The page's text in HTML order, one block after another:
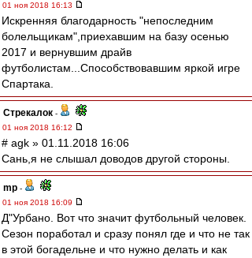
01 ноя 2018 16:13
Искренняя благодарность "непоследним
болельщикам",приехавшим на базу осенью
2017 и вернувшим драйв
футболистам...Способствовавшим яркой игре
Спартака.
Стрекалок -
01 ноя 2018 16:12
# agk » 01.11.2018 16:06
Сань,я не слышал доводов другой стороны.
mp -
01 ноя 2018 16:09
Д"Урбано. Вот что значит футбольный человек.
Сезон поработал и сразу понял где и что не так
в этой богадельне и что нужно делать и как